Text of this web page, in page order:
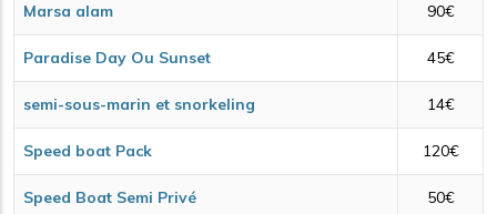
Marsa alam 90€
Paradise Day Ou Sunset 45€
semi-sous-marin et snorkeling 14€
Speed boat Pack 120€
Speed Boat Semi Privé 50€